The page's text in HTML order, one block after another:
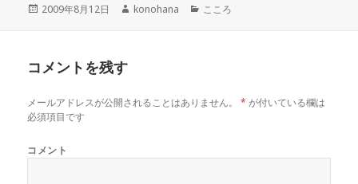
投
2009年8月12日
作
konohana
カ
こころ
コメントを残す
メールアドレスが公開されることはありません。 * が付いている欄は
必須項目です
コメント